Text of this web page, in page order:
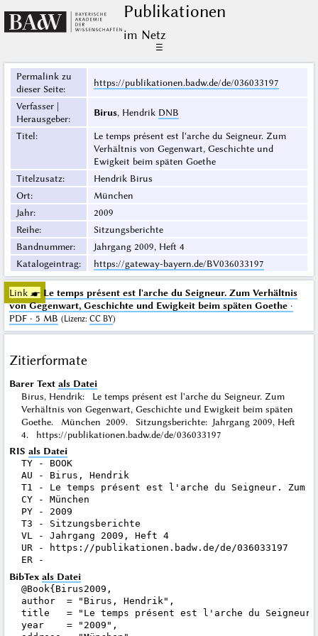
Publikationen
im Netz
☰
Permalink zu
dieser Seite:
https://publikationen.badw.de/de/036033197
Verfasser |
Herausgeber:
Birus, Hendrik DNB
Titel:
Le temps présent est l'arche du Seigneur. Zum
Verhältnis von Gegenwart, Geschichte und
Ewigkeit beim späten Goethe
Titelzusatz:
Hendrik Birus
Ort:
München
Jahr:
2009
Reihe:
Sitzungsberichte
Bandnummer:
Jahrgang 2009, Heft 4
Katalogeintrag: https://gateway-bayern.de/BV036033197
Link ☛ Le temps présent est l'arche du Seigneur. Zum Verhältnis
von Gegenwart, Geschichte und Ewigkeit beim späten Goethe·
PDF · 5 MB (Lizenz: CC BY)
Zitierformate
Barer Text als Datei
Birus, Hendrik: Le temps présent est l'arche du Seigneur. Zum
Verhältnis von Gegenwart, Geschichte und Ewigkeit beim späten
Goethe. München 2009. Sitzungsberichte: Jahrgang 2009, Heft
4. https://publikationen.badw.de/de/036033197
RIS als Datei
TY - BOOK
AU - Birus, Hendrik
T1 - Le temps présent est l'arche du Seigneur. Zum
CY - München
PY - 2009
T3 - Sitzungsberichte
VL - Jahrgang 2009, Heft 4
UR - https://publikationen.badw.de/de/036033197
BibTex als Datei
@Book{Birus2009,
author  = "Birus, Hendrik",
title   = "Le temps présent est l'arche du Seigneur.
year    = "2009",